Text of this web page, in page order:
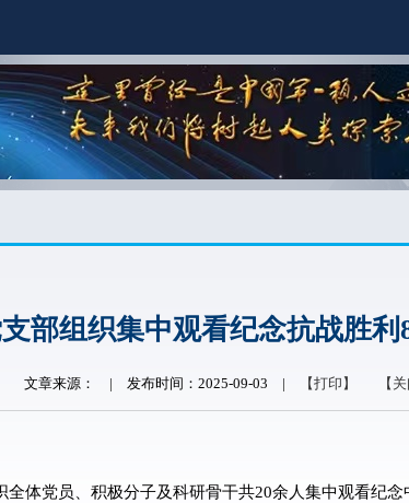
部组织集中观看纪念抗战胜利
文章来源： | 发布时间：2025-09-03 | 【打印】 【
体党员、积极分子及科研骨干共20余人集中观看纪